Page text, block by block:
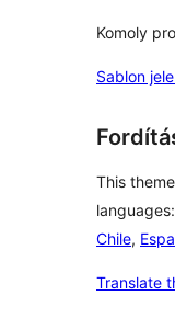
Komoly
Sablon
This
languages:
Chile,
Translate